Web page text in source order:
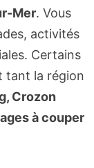
Mer. Vous
activités
Certains
tant la région
Crozon
à couper